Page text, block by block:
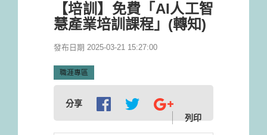
【培訓】免費「AI人工智
慧產業培訓課程」(轉知)
發布日期 2025-03-21 15:27:00
職涯專區
分享
列印